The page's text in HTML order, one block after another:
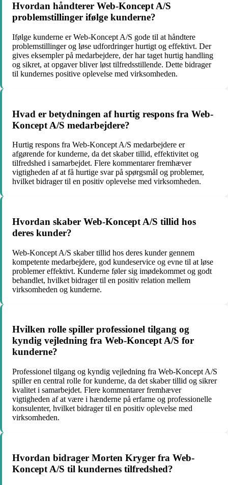
Hvordan håndterer Web-Koncept A/S
problemstillinger ifølge kunderne?
Ifølge kunderne er Web-Koncept A/S gode til at håndtere
problemstillinger og løse udfordringer hurtigt og effektivt. Der
gives eksempler på medarbejdere, der har taget hurtig handling
og sikret, at opgaver bliver løst tilfredsstillende. Dette bidrager
til kundernes positive oplevelse med virksomheden.
Hvad er betydningen af hurtig respons fra Web-
Koncept A/S medarbejdere?
Hurtig respons fra Web-Koncept A/S medarbejdere er
afgørende for kunderne, da det skaber tillid, effektivitet og
tilfredshed i samarbejdet. Flere kommentarer fremhæver
vigtigheden af at få hurtige svar på spørgsmål og problemer,
hvilket bidrager til en positiv oplevelse med virksomheden.
Hvordan skaber Web-Koncept A/S tillid hos
deres kunder?
Web-Koncept A/S skaber tillid hos deres kunder gennem
kompetente medarbejdere, god kundeservice og evne til at løse
problemer effektivt. Kunderne føler sig imødekommet og godt
behandlet, hvilket bidrager til en positiv relation mellem
virksomheden og kunderne.
Hvilken rolle spiller professionel tilgang og
kyndig vejledning fra Web-Koncept A/S for
kunderne?
Professionel tilgang og kyndig vejledning fra Web-Koncept A/S
spiller en central rolle for kunderne, da det skaber tillid og sikrer
kvalitet i samarbejdet. Flere kommentarer fremhæver
vigtigheden af at være i hænderne på erfarne og professionelle
konsulenter, hvilket bidrager til en positiv oplevelse med
virksomheden.
Hvordan bidrager Morten Kryger fra Web-
Koncept A/S til kundernes tilfredshed?